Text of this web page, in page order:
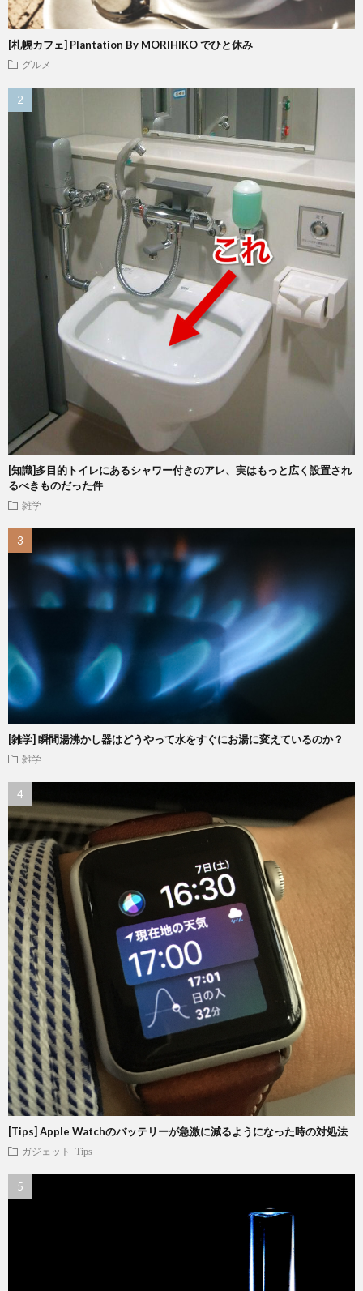
[札幌カフェ] Plantation By MORIHIKO でひと休み
グルメ
[知識]多目的トイレにあるシャワー付きのアレ、実はもっと広く設置され
るべきものだった件
雑学
[雑学] 瞬間湯沸かし器はどうやって水をすぐにお湯に変えているのか？
雑学
[Tips] Apple Watchのバッテリーが急激に減るようになった時の対処法
ガジェット Tips